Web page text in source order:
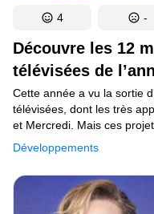
Découvre les 12
télévisées de
Développements
Cette année a vu la sortie
télévisées, dont les très
et Mercredi. Mais ces
beaucoup d’autres qui
avons tout d’abord
séries de l’année, puis
les meilleures d’entre elles
au début — de simplement
4 -